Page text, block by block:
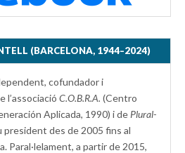
(BARCELONA, 1944–2024)
cofundador i
l’associació C.O.B.R.A. (Centro
Aplicada, 1990) i de Plural-
president des de 2005 fins al
Paral·lelament, a partir de 2015,